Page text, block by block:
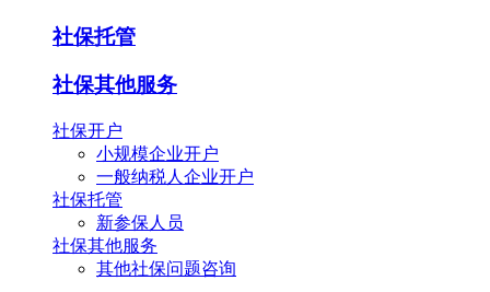
社保托管
社保其他服务
社保开户
小规模企业开户
一般纳税人企业开户
社保托管
新参保人员
社保其他服务
其他社保问题咨询